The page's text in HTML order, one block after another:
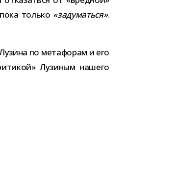
только «заду­маться».
по мета­фо­рам и его
Лузиным нашего